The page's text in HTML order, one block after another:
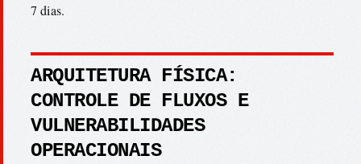
7 dias.
ARQUITETURA FÍSICA:
CONTROLE DE FLUXOS E
VULNERABILIDADES
OPERACIONAIS